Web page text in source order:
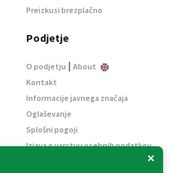
×
Preizkusi brezplačno
Podjetje
O podjetju | About
Kontakt
Informacije javnega značaja
Oglaševanje
Splošni pogoji
Izjava o varstvu osebnih podatkov